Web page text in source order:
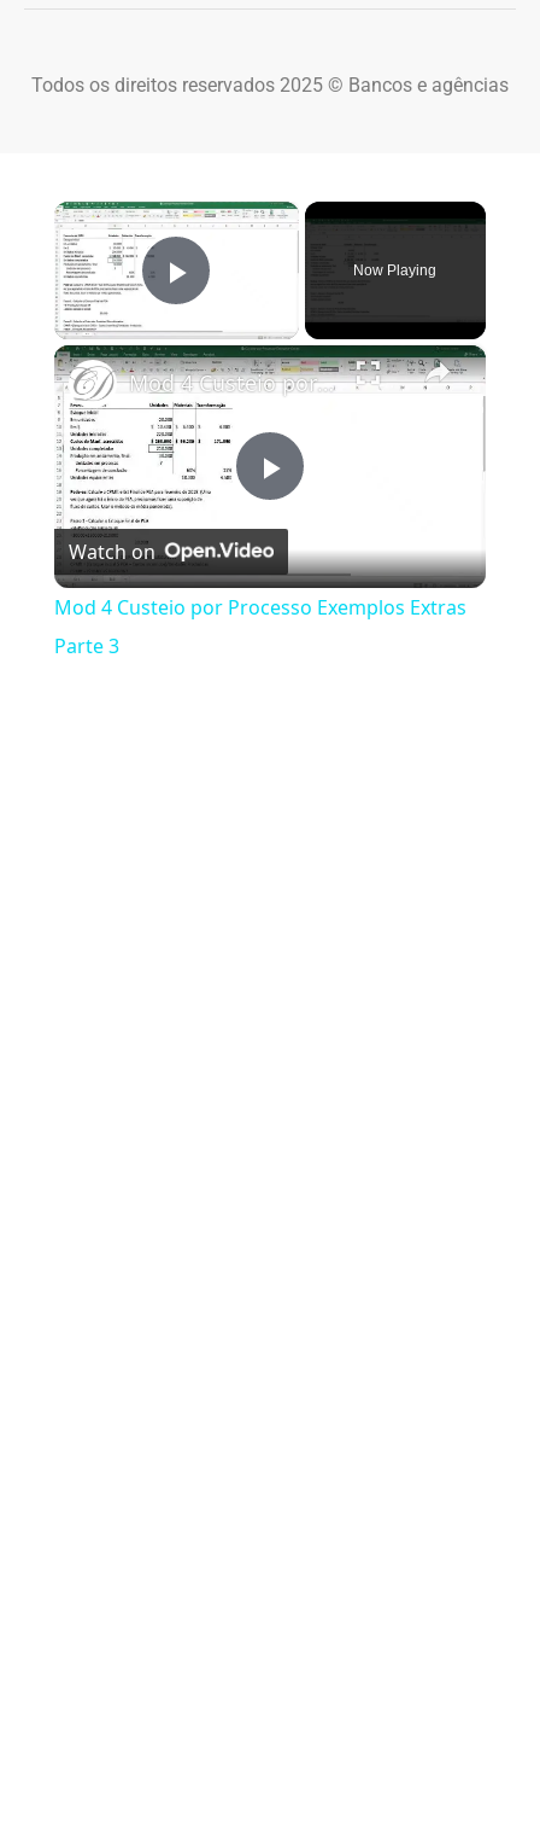
Todos os direitos reservados 2025 © Bancos e agências
×
Play Video
Now Playing
×
Play Video
Mod 4 Custeio por Processo Exemplos Extras Parte 3
Watch on
Mod 4 Custeio por Processo Exemplos Extras
Parte 3